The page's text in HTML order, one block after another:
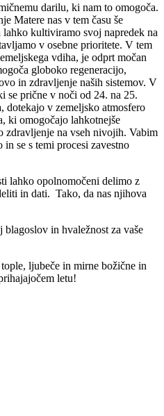
darilu, ki nam to omogoča.
Matere nas v tem času še
kultiviramo svoj napredek na
v osebne prioritete. V tem
vdiha, je odprt močan
globoko regeneracijo,
in zdravljenje naših sistemov. V
se prične v noči od 24. na 25.
dotekajo v zemeljsko atmosfero
ki omogočajo lahkotnejše
zdravljenje na vseh nivojih. Vabim
se s temi procesi zavestno
lahko opolnomočeni delimo z
in dati. Tako, da nas njihova
in hvaležnost za vaše
ljubeče in mirne božične in
letu!